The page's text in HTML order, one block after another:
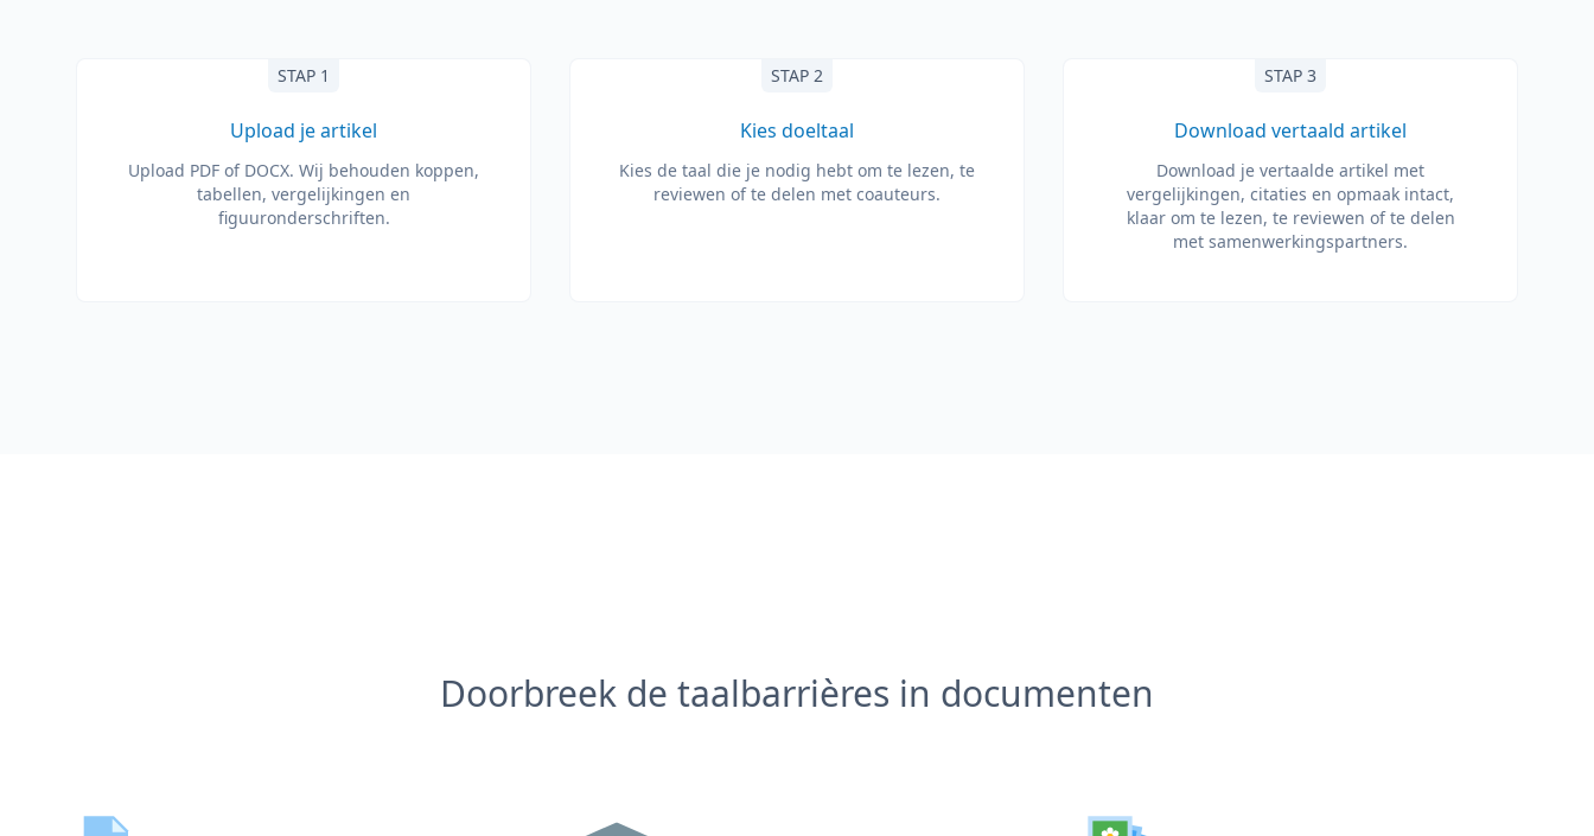
STAP 1
Upload je artikel
Upload PDF of DOCX. Wij behouden koppen,
tabellen, vergelijkingen en
figuuronderschriften.
STAP 2
Kies doeltaal
Kies de taal die je nodig hebt om te lezen, te
reviewen of te delen met coauteurs.
STAP 3
Download vertaald artikel
Download je vertaalde artikel met
vergelijkingen, citaties en opmaak intact,
klaar om te lezen, te reviewen of te delen
met samenwerkingspartners.
Doorbreek de taalbarrières in documenten